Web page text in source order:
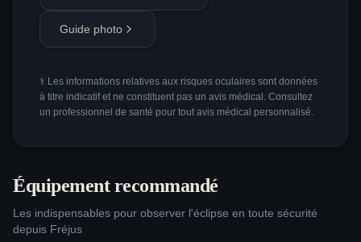
Guide photo
⚕️ Les informations relatives aux risques oculaires sont données
à titre indicatif et ne constituent pas un avis médical. Consultez
un professionnel de santé pour tout avis médical personnalisé.
Équipement recommandé
Les indispensables pour observer l'éclipse en toute sécurité
depuis Fréjus